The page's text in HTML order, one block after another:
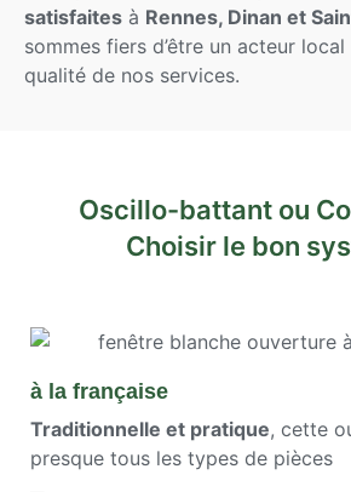
satisfaites à Rennes, Dinan et
sommes fiers d’être un acteur
qualité de nos services.
Oscillo-battant ou
Choisir le bon
à la française
Traditionnelle et pratique, cette
presque tous les types de pièces